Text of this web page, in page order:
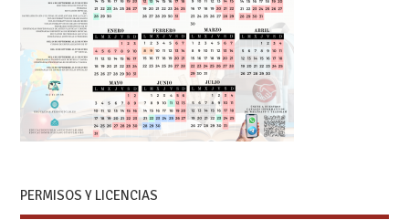
PERMISOS Y LICENCIAS